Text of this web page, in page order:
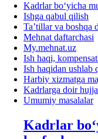
Kadrlar boʻyicha
Ishga qabul qilish
Ta’tillar va boshqa
Mehnat daftarchasi
My.mehnat.uz
Ish haqi,
Ish haqidan ushlab
Harbiy хizmatga
Kadrlarga doir
Umumiy masalalar
Kadrlar